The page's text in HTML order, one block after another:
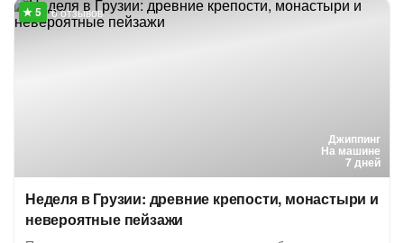
Джиппинг
На машине
7 дней
6 отзывов
Неделя в Грузии: древние крепости, монастыри и
невероятные пейзажи